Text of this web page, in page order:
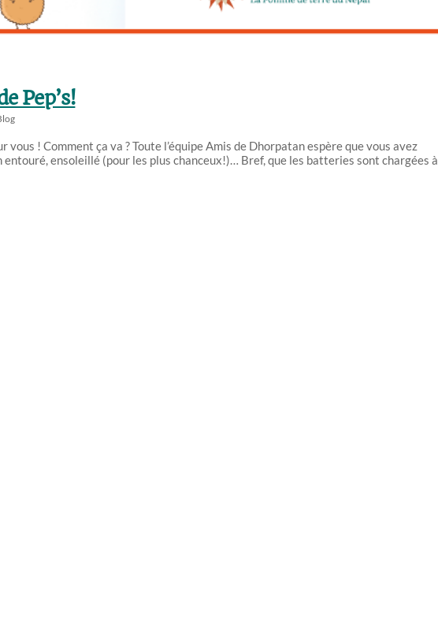
Pep’s!
vous ! Comment ça va ? Toute l’équipe Amis de Dhorpatan espère que vous avez
entouré, ensoleillé (pour les plus chanceux!)… Bref, que les batteries sont chargées à